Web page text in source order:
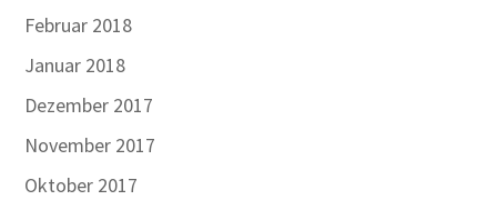
Februar 2018
Januar 2018
Dezember 2017
November 2017
Oktober 2017